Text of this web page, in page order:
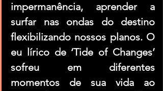
impermanência, aprender a
surfar nas ondas do destino
flexibilizando nossos planos. O
eu lírico de ‘Tide of Changes’
sofreu em diferentes
momentos de sua vida ao